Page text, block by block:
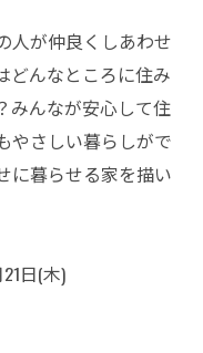
人が仲良くしあわせ
どんなところに住み
みんなが安心して住
やさしい暮らしがで
に暮らせる家を描い
日(木)